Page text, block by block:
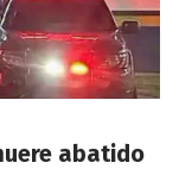
abatido